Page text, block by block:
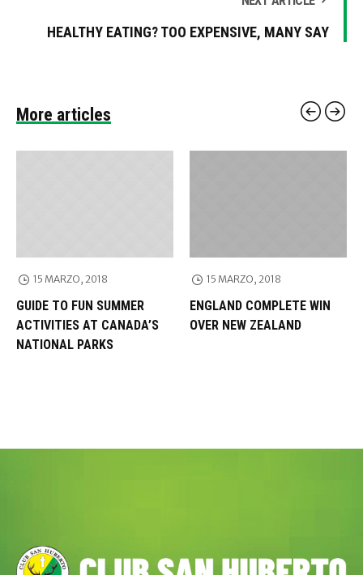
HEALTHY EATING? TOO EXPENSIVE, MANY SAY
More articles
15 MARZO, 2018
GUIDE TO FUN SUMMER
ACTIVITIES AT CANADA’S
NATIONAL PARKS
15 MARZO, 2018
ENGLAND COMPLETE WIN
OVER NEW ZEALAND